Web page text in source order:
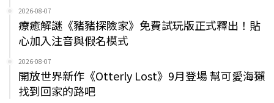
2026-08-07
療癒解謎《豬豬探險家》免費試玩版正式釋出！貼
心加入注音與假名模式
2026-08-07
開放世界新作《Otterly Lost》9月登場 幫可愛海獺
找到回家的路吧